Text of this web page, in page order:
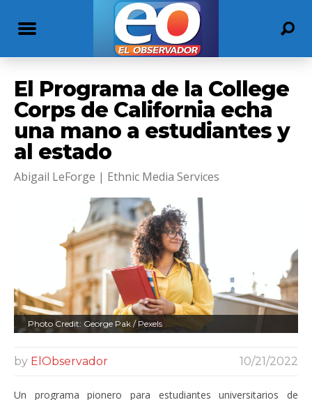
El Programa de la College
Corps de California echa
una mano a estudiantes y
al estado
Abigail LeForge | Ethnic Media Services
Photo Credit: George Pak / Pexels
by ElObservador 10/21/2022
Un programa pionero para estudiantes universitarios de